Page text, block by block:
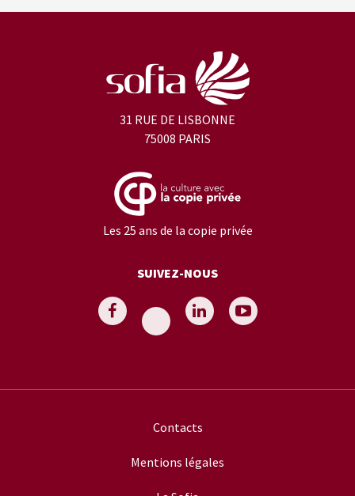
31 RUE DE LISBONNE
75008 PARIS
Les 25 ans de la copie privée
SUIVEZ-NOUS
Contacts
Mentions légales